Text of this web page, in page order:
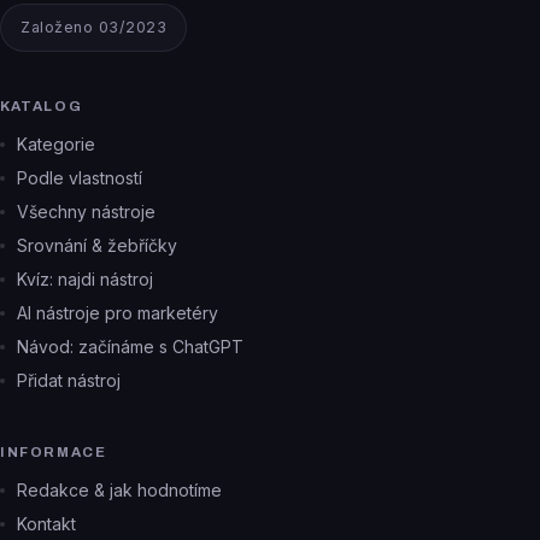
Založeno 03/2023
KATALOG
Kategorie
Podle vlastností
Všechny nástroje
Srovnání & žebříčky
Kvíz: najdi nástroj
AI nástroje pro marketéry
Návod: začínáme s ChatGPT
Přidat nástroj
INFORMACE
Redakce & jak hodnotíme
Kontakt